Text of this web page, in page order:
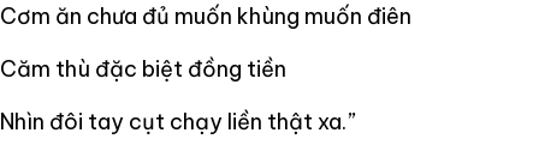
Cơm ăn chưa đủ muốn khùng muốn điên
Căm thù đặc biệt đồng tiền
Nhìn đôi tay cụt chạy liền thật xa.”